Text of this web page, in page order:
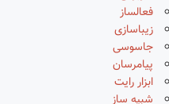
فعالساز
زیباسازی
جاسوسی
پیامرسان
ابزار رایت
شبیه ساز